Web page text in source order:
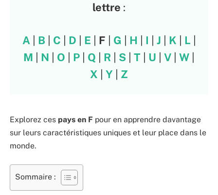
lettre :
A| B C D E F G H I J K L
M
N O P Q R S T U V W
X
Y Z
Explorez ces pays en F pour en apprendre davantage
sur leurs caractéristiques uniques et leur place dans le
monde.
Sommaire :